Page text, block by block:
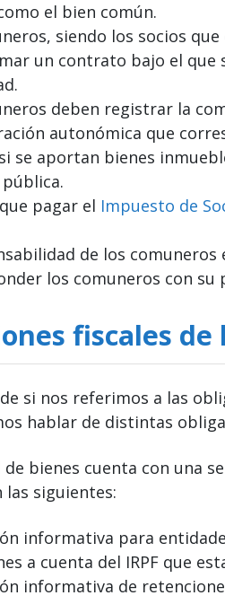
el bien común.
siendo los socios
un contrato bajo el que
deben registrar la
autonómica que
se aportan bienes
pagar el Impuesto de
de los
los comuneros con su
fiscales
si nos referimos a las
hablar de distintas
de bienes cuenta con una
las siguientes:
informativa para
a cuenta del IRPF que
informativa de